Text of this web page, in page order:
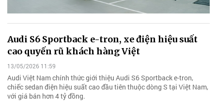
Audi S6 Sportback e-tron, xe điện hiệu suất
cao quyến rũ khách hàng Việt
13/05/2026 11:59
Audi Việt Nam chính thức giới thiệu Audi S6 Sportback e-tron,
chiếc sedan điện hiệu suất cao đầu tiên thuộc dòng S tại Việt Nam,
với giá bán hơn 4 tỷ đồng.